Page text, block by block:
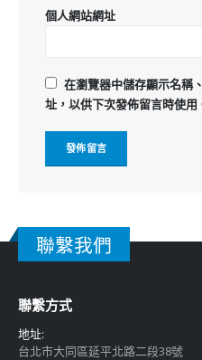
個人網站網址
在瀏覽器中儲存顯示名稱
址，以供下次發佈留言時使用
聯繫我們
聯繫方式
地址:
台北市大同區延平北路二段38號